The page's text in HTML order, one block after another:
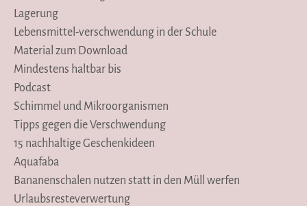
Lagerung
Lebensmittel-verschwendung in der Schule
Material zum Download
Mindestens haltbar bis
Podcast
Schimmel und Mikroorganismen
Tipps gegen die Verschwendung
15 nachhaltige Geschenkideen
Aquafaba
Bananenschalen nutzen statt in den Müll werfen
Urlaubsresteverwertung